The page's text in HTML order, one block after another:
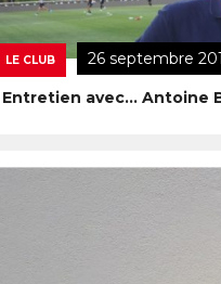
LE CLUB
26 septembre
Entretien avec… Antoine